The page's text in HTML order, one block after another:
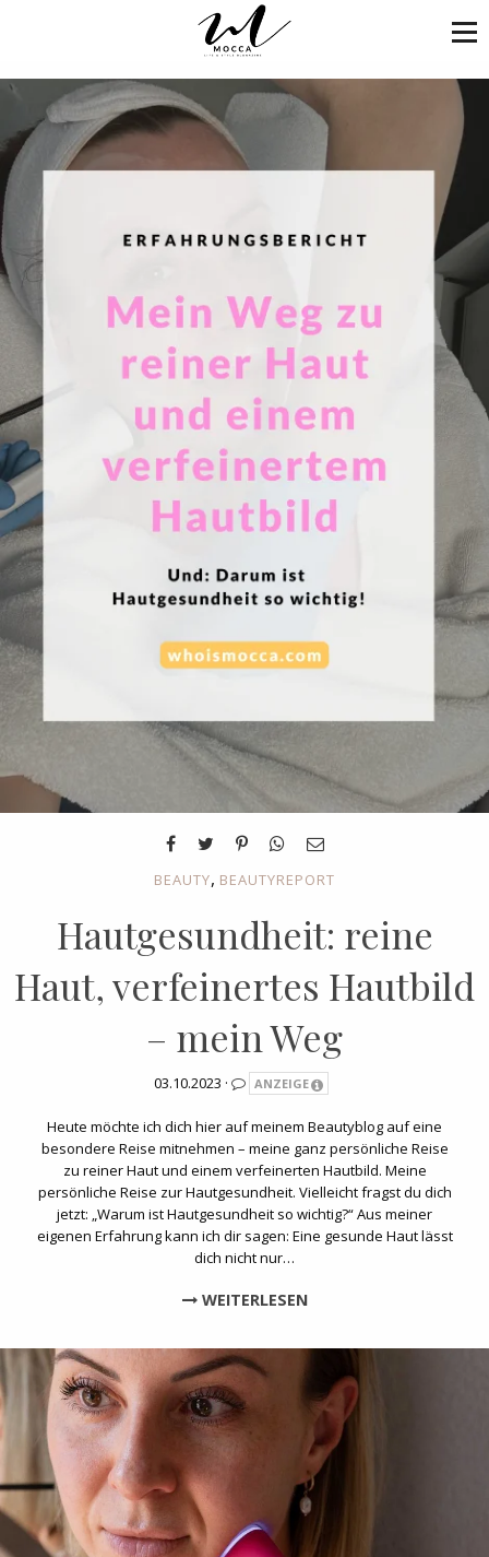
BEAUTY, BEAUTYREPORT
Hautgesundheit: reine
Haut, verfeinertes Hautbild
– mein Weg
03.10.2023 · ANZEIGE
Heute möchte ich dich hier auf meinem Beautyblog auf eine
besondere Reise mitnehmen – meine ganz persönliche Reise
zu reiner Haut und einem verfeinerten Hautbild. Meine
persönliche Reise zur Hautgesundheit. Vielleicht fragst du dich
jetzt: „Warum ist Hautgesundheit so wichtig?“ Aus meiner
eigenen Erfahrung kann ich dir sagen: Eine gesunde Haut lässt
dich nicht nur…
WEITERLESEN